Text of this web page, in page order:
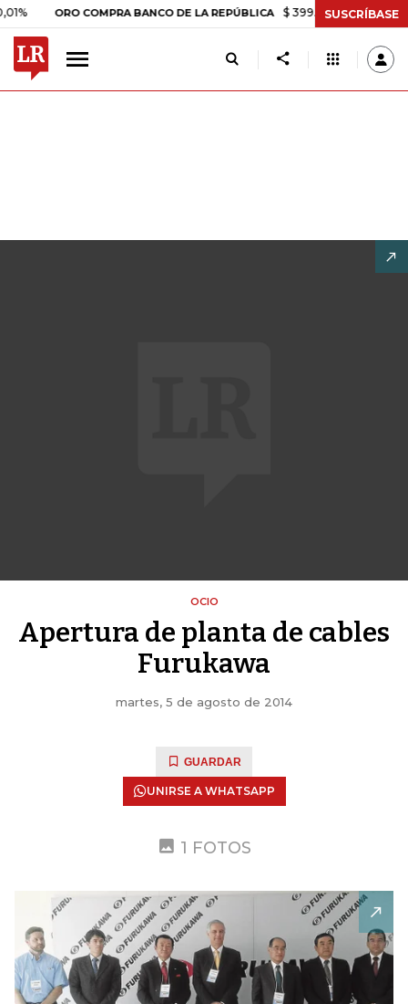
ORO COMPRA BANCO DE LA REPÚBLICA $ 399.745,16 +$ 2.295,71
SUSCRÍBASE
OCIO
Apertura de planta de cables
Furukawa
martes, 5 de agosto de 2014
GUARDAR
UNIRSE A WHATSAPP
1 FOTOS